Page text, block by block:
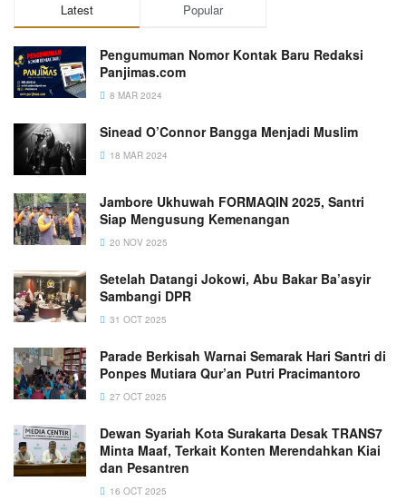
Latest Popular
Pengumuman Nomor Kontak Baru Redaksi
Panjimas.com
8 MAR 2024
Sinead O’Connor Bangga Menjadi Muslim
18 MAR 2024
Jambore Ukhuwah FORMAQIN 2025, Santri
Siap Mengusung Kemenangan
20 NOV 2025
Setelah Datangi Jokowi, Abu Bakar Ba’asyir
Sambangi DPR
31 OCT 2025
Parade Berkisah Warnai Semarak Hari Santri di
Ponpes Mutiara Qur’an Putri Pracimantoro
27 OCT 2025
Dewan Syariah Kota Surakarta Desak TRANS7
Minta Maaf, Terkait Konten Merendahkan Kiai
dan Pesantren
16 OCT 2025